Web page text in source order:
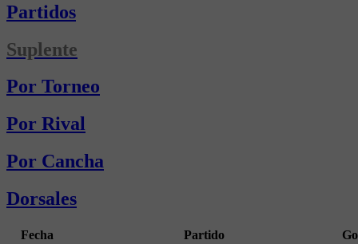
Partidos
Suplente
Por Torneo
Por Rival
Por Cancha
Dorsales
Fecha Partido